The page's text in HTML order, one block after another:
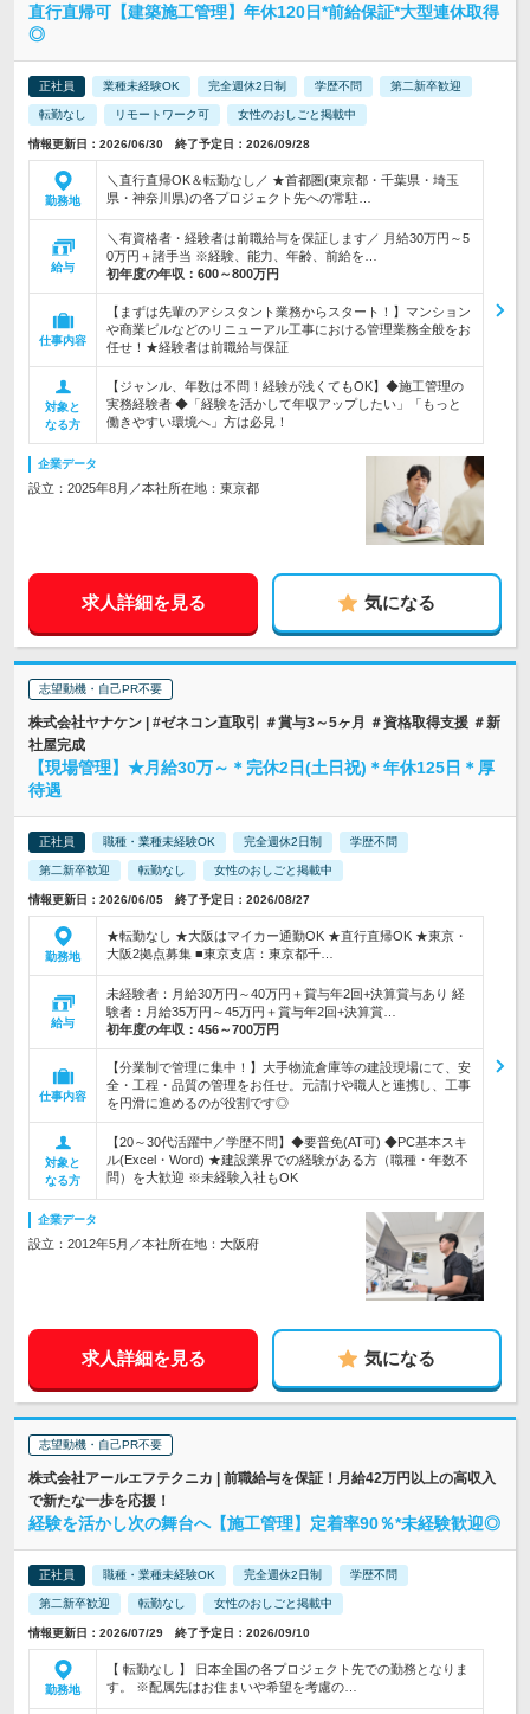
直行直帰可【建築施工管理】年休120日*前給保証*大型連休取得
◎
正社員 業種未経験OK 完全週休2日制 学歴不問 第二新卒歓迎
転勤なし リモートワーク可 女性のおしごと掲載中
情報更新日：2026/06/30 終了予定日：2026/09/28
勤務地
＼直行直帰OK＆転勤なし／ ★首都圏(東京都・千葉県・埼玉
県・神奈川県)の各プロジェクト先への常駐…
給与
＼有資格者・経験者は前職給与を保証します／ 月給30万円～5
0万円＋諸手当 ※経験、能力、年齢、前給を…
初年度の年収： 600～800万円
仕事内容
【まずは先輩のアシスタント業務からスタート！】マンション
や商業ビルなどのリニューアル工事における管理業務全般をお
任せ！★経験者は前職給与保証
対象と
なる方
【ジャンル、年数は不問！経験が浅くてもOK】◆施工管理の
実務経験者 ◆「経験を活かして年収アップしたい」「もっと
働きやすい環境へ」方は必見！
企業データ
設立：2025年8月／本社所在地：東京都
求人詳細を見る 気になる
志望動機・自己PR不要
株式会社ヤナケン | #ゼネコン直取引 ＃賞与3～5ヶ月 ＃資格取得支援 ＃新
社屋完成
【現場管理】★月給30万～＊完休2日(土日祝)＊年休125日＊厚
待遇
正社員 職種・業種未経験OK 完全週休2日制 学歴不問
第二新卒歓迎 転勤なし 女性のおしごと掲載中
情報更新日：2026/06/05 終了予定日：2026/08/27
勤務地
★転勤なし ★大阪はマイカー通勤OK ★直行直帰OK ★東京・
大阪2拠点募集 ■東京支店：東京都千…
給与
未経験者：月給30万円～40万円＋賞与年2回+決算賞与あり 経
験者：月給35万円～45万円＋賞与年2回+決算賞…
初年度の年収： 456～700万円
仕事内容
【分業制で管理に集中！】大手物流倉庫等の建設現場にて、安
全・工程・品質の管理をお任せ。元請けや職人と連携し、工事
を円滑に進めるのが役割です◎
対象と
なる方
【20～30代活躍中／学歴不問】◆要普免(AT可) ◆PC基本スキ
ル(Excel・Word) ★建設業界での経験がある方（職種・年数不
問）を大歓迎 ※未経験入社もOK
企業データ
設立：2012年5月／本社所在地：大阪府
求人詳細を見る 気になる
志望動機・自己PR不要
株式会社アールエフテクニカ | 前職給与を保証！月給42万円以上の高収入
で新たな一歩を応援！
経験を活かし次の舞台へ【施工管理】定着率90％*未経験歓迎◎
正社員 職種・業種未経験OK 完全週休2日制 学歴不問
第二新卒歓迎 転勤なし 女性のおしごと掲載中
情報更新日：2026/07/29 終了予定日：2026/09/10
勤務地
【 転勤なし 】 日本全国の各プロジェクト先での勤務となりま
す。 ※配属先はお住まいや希望を考慮の…